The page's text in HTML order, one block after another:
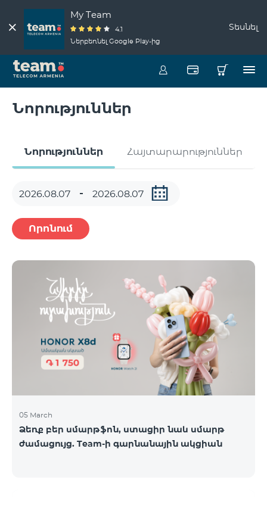
My Team
4.1
Ներբեռնել Google Play-ից
Տեսնել
Նորություններ
Նորություններ Հայտարարություններ
Որոնում
05 March
Ձեռք բեր սմարթֆոն, ստացիր նաև սմարթ
ժամացույց. Team-ի գարնանային ակցիան